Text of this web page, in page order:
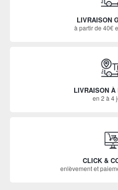
LIVRAISON
à partir de 40€
LIVRAISON À
en 2 à 4
CLICK &
enlèvement et